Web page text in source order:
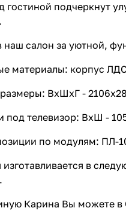
гостиной подчеркнут
наш салон за уютной,
материалы: корпус
ВхШхГ -
под телевизор: ВхШ -
по модулям: ПЛ-
в
Карина Вы можете в